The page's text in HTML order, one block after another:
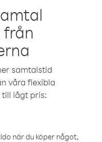
från
samtalstid
våra flexibla
lågt pris:
när du köper något,